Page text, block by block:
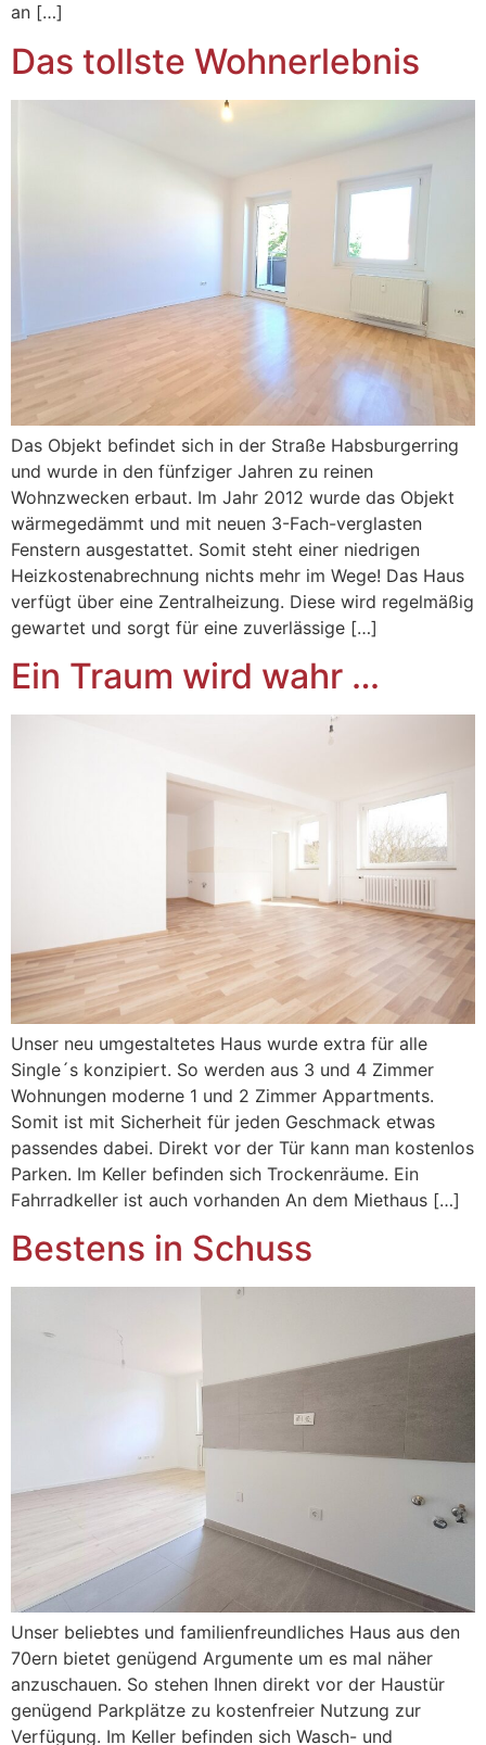
an […]
Das tollste Wohnerlebnis
Das Objekt befindet sich in der Straße Habsburgerring
und wurde in den fünfziger Jahren zu reinen
Wohnzwecken erbaut. Im Jahr 2012 wurde das Objekt
wärmegedämmt und mit neuen 3-Fach-verglasten
Fenstern ausgestattet. Somit steht einer niedrigen
Heizkostenabrechnung nichts mehr im Wege! Das Haus
verfügt über eine Zentralheizung. Diese wird regelmäßig
gewartet und sorgt für eine zuverlässige […]
Ein Traum wird wahr …
Unser neu umgestaltetes Haus wurde extra für alle
Single´s konzipiert. So werden aus 3 und 4 Zimmer
Wohnungen moderne 1 und 2 Zimmer Appartments.
Somit ist mit Sicherheit für jeden Geschmack etwas
passendes dabei. Direkt vor der Tür kann man kostenlos
Parken. Im Keller befinden sich Trockenräume. Ein
Fahrradkeller ist auch vorhanden An dem Miethaus […]
Bestens in Schuss
Unser beliebtes und familienfreundliches Haus aus den
70ern bietet genügend Argumente um es mal näher
anzuschauen. So stehen Ihnen direkt vor der Haustür
genügend Parkplätze zu kostenfreier Nutzung zur
Verfügung. Im Keller befinden sich Wasch- und